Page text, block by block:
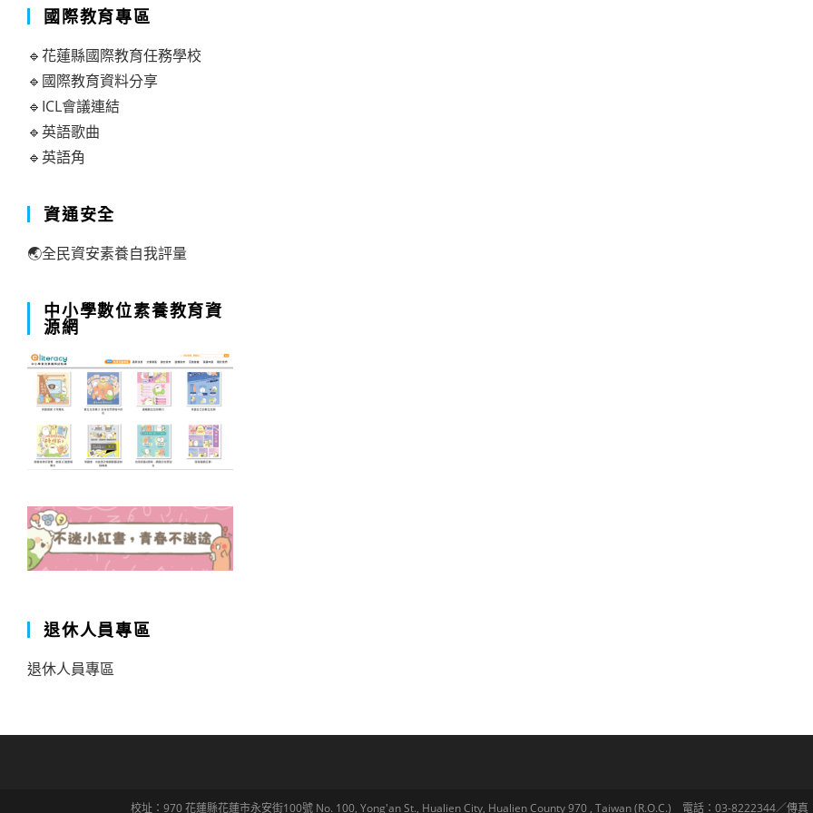
國際教育專區
🔹花蓮縣國際教育任務學校
🔹國際教育資料分享
🔹ICL會議連結
🔹英語歌曲
🔹英語角
資通安全
🌏全民資安素養自我評量
中小學數位素養教育資
源網
退休人員專區
退休人員專區
校址：970 花蓮縣花蓮市永安街100號 No. 100, Yong'an St., Hualien City, Hualien County 970 , Taiwan (R.O.C.) 電話：03-8222344／傳